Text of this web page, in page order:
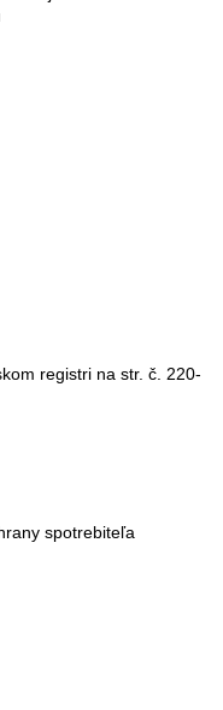
registri na str. č. 220-
spotrebiteľa